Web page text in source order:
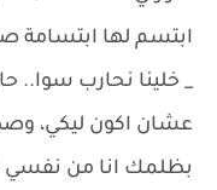
ابتسم لها ابتسامة
_ خلينا نحارب سوا..
عشان اكون ليكي،
بظلمك انا من نفسي